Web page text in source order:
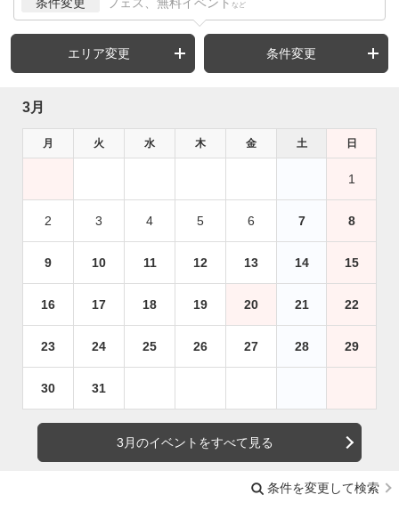
など
エリア変更 条件変更
3月
月 火 水 木 金 土 日
1
2 3 4 5 6 7 8
9 10 11 12 13 14 15
16 17 18 19 20 21 22
23 24 25 26 27 28 29
30 31
3月のイベントをすべて見る
条件を変更して検索